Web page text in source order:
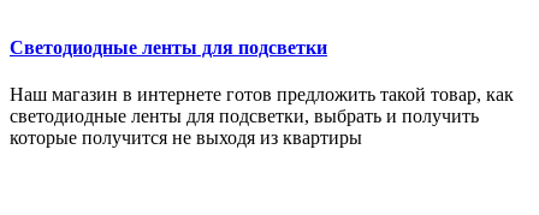
Светодиодные ленты для подсветки
Наш магазин в интернете готов предложить такой товар, как
светодиодные ленты для подсветки, выбрать и получить
которые получится не выходя из квартиры